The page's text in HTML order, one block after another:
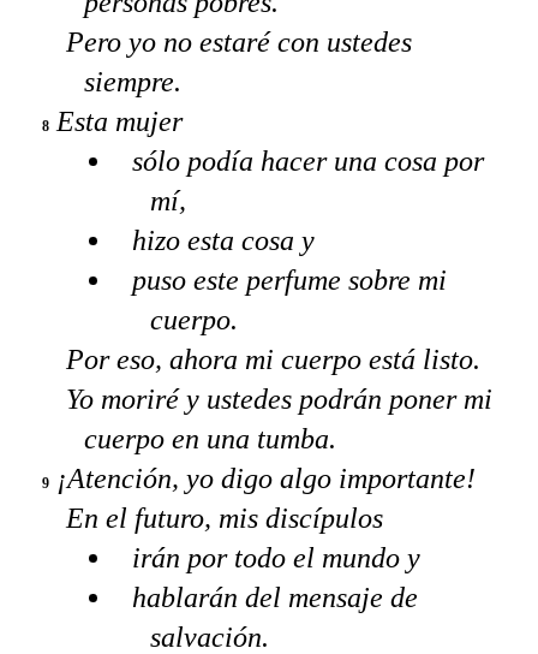
Pero yo no estaré con ustedes
siempre.
8 Esta mujer
sólo podía hacer una cosa por
mí,
hizo esta cosa y
puso este perfume sobre mi
cuerpo.
Por eso, ahora mi cuerpo está listo.
Yo moriré y ustedes podrán poner mi
cuerpo en una tumba.
9
¡Atención, yo digo algo importante!
En el futuro, mis discípulos
irán por todo el mundo y
hablarán del mensaje de
salvación.